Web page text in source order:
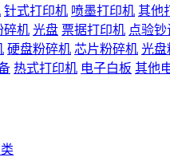
针式打印机 喷墨打印机 其他
碎机 光盘 票据打印机 点验钞
硬盘粉碎机 芯片粉碎机 光盘
热式打印机 电子白板 其他